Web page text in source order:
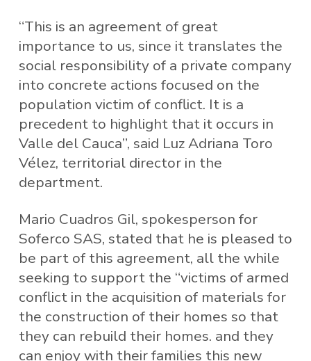
“This is an agreement of great
importance to us, since it translates the
social responsibility of a private company
into concrete actions focused on the
population victim of conflict. It is a
precedent to highlight that it occurs in
Valle del Cauca”, said Luz Adriana Toro
Vélez, territorial director in the
department.
Mario Cuadros Gil, spokesperson for
Soferco SAS, stated that he is pleased to
be part of this agreement, all the while
seeking to support the “victims of armed
conflict in the acquisition of materials for
the construction of their homes so that
they can rebuild their homes. and they
can enjoy with their families this new